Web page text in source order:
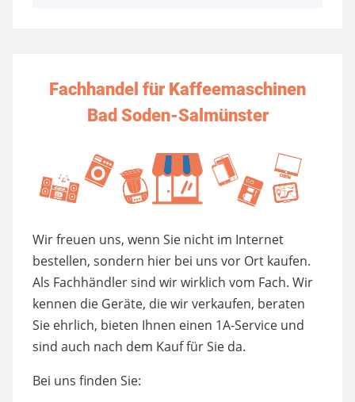
Fachhandel für Kaffeemaschinen
Bad Soden-Salmünster
Wir freuen uns, wenn Sie nicht im Internet
bestellen, sondern hier bei uns vor Ort kaufen.
Als Fachhändler sind wir wirklich vom Fach. Wir
kennen die Geräte, die wir verkaufen, beraten
Sie ehrlich, bieten Ihnen einen 1A-Service und
sind auch nach dem Kauf für Sie da.
Bei uns finden Sie: